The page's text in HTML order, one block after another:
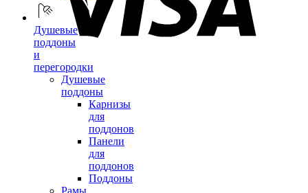
Душевые
поддоны
и
перегородки
Душевые
поддоны
Карнизы
для
поддонов
Панели
для
поддонов
Поддоны